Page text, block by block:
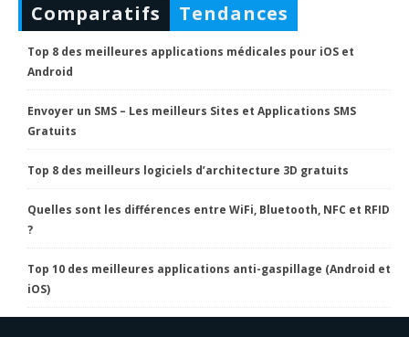
Comparatifs Tendances
Top 8 des meilleures applications médicales pour iOS et
Android
Envoyer un SMS – Les meilleurs Sites et Applications SMS
Gratuits
Top 8 des meilleurs logiciels d’architecture 3D gratuits
Quelles sont les différences entre WiFi, Bluetooth, NFC et RFID
?
Top 10 des meilleures applications anti-gaspillage (Android et
iOS)